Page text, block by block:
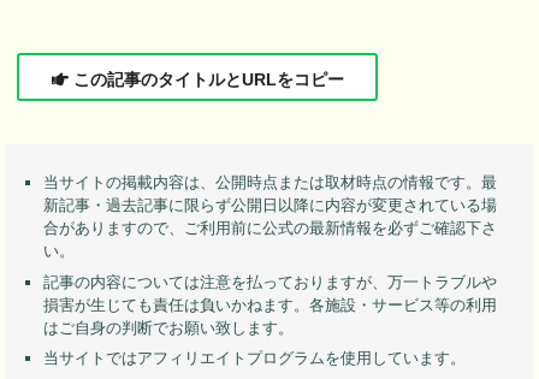
この記事のタイトルとURLをコピー
当サイトの掲載内容は、公開時点または取材時点の情報です。最
新記事・過去記事に限らず公開日以降に内容が変更されている場
合がありますので、ご利用前に公式の最新情報を必ずご確認下さ
い。
記事の内容については注意を払っておりますが、万一トラブルや
損害が生じても責任は負いかねます。各施設・サービス等の利用
はご自身の判断でお願い致します。
当サイトではアフィリエイトプログラムを使用しています。